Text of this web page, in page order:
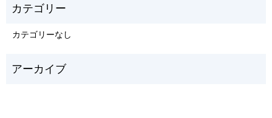
カテゴリーなし